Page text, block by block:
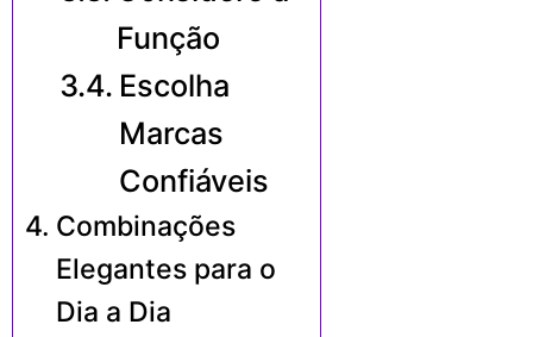
Função
Escolha
Marcas
Confiáveis
Combinações
Elegantes para o
Dia a Dia